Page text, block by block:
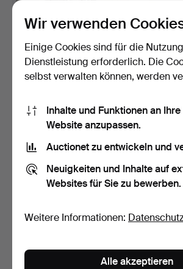
ORIENTALISCHE
OBJEKTE, 11 Stück, 20.
Beendet 18. Jun 2025
1 Gebot
Ein Set
1 Gebot
Wir verwenden
Einige Cookies sind für die
Dienstleistung erforderlich. Die
selbst verwalten können, werden
Inhalte und Funktionen an
Website anzupassen.
Auctionet zu entwickeln und
Neuigkeiten und Inhalte auf
Websites für Sie zu bewerben.
Weitere Informationen:
Alle akzeptieren